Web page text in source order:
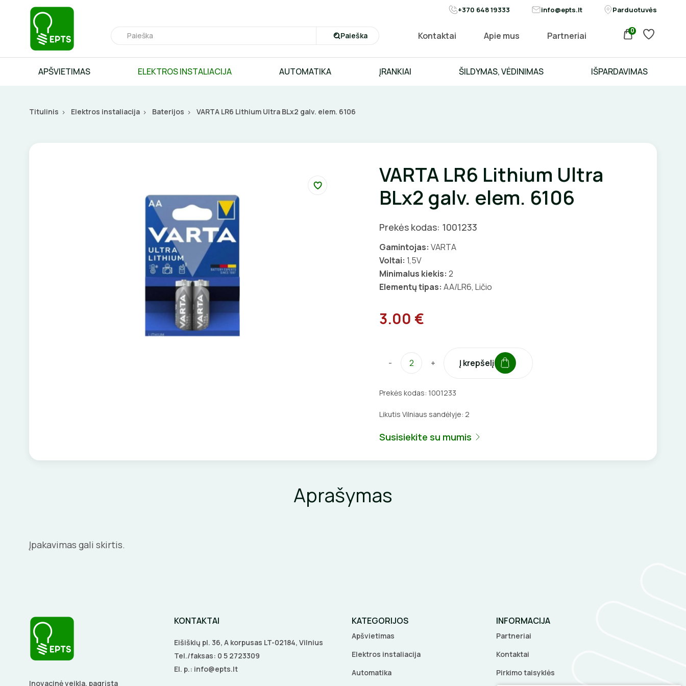
+370 648 19333 info@epts.lt Parduotuvės
Paieška Kontaktai Apie mus Partneriai 0
APŠVIETIMAS ELEKTROS INSTALIACIJA AUTOMATIKA ĮRANKIAI ŠILDYMAS, VĖDINIMAS IŠPARDAVIMAS
Titulinis Elektros instaliacija Baterijos VARTA LR6 Lithium Ultra BLx2 galv. elem. 6106
VARTA LR6 Lithium Ultra
BLx2 galv. elem. 6106
Prekės kodas: 1001233
Gamintojas: VARTA
Voltai: 1,5V
Minimalus kiekis: 2
Elementų tipas: AA/LR6, Ličio
3.00 €
- + Į krepšelį
Prekės kodas: 1001233
Likutis Vilniaus sandėlyje: 2
Susisiekite su mumis
Aprašymas
Įpakavimas gali skirtis.
Inovacinė veikla, pagrįsta
KONTAKTAI
Eišiškių pl. 36, A korpusas LT-02184, Vilnius
Tel./faksas: 0 5 2723309
El. p.: info@epts.lt
KATEGORIJOS
Apšvietimas
Elektros instaliacija
Automatika
INFORMACIJA
Partneriai
Kontaktai
Pirkimo taisyklės